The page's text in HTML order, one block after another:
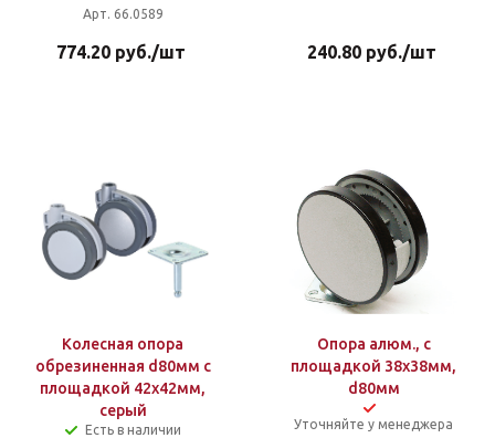
Арт. 66.0589
774.20руб./шт 240.80руб./шт
Колесная опора
обрезиненная d80мм с
площадкой 42х42мм,
серый
Есть в наличии
Опора алюм., с
площадкой 38х38мм,
d80мм
Уточняйте у менеджера